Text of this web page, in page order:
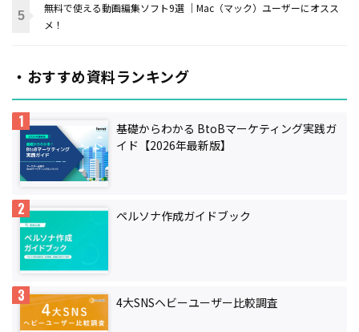
無料で使える動画編集ソフト9選 ｜Mac（マック）ユーザーにオスス
メ！
・おすすめ資料ランキング
基礎からわかる BtoBマーケティング実践ガ
イド【2026年最新版】
ペルソナ作成ガイドブック
4大SNSヘビーユーザー比較調査